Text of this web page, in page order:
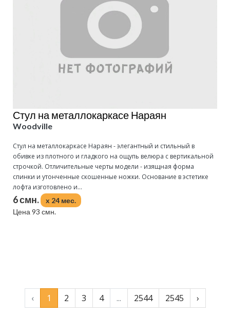
Стул на металлокаркасе Нараян
Woodville
Стул на металлокаркасе Нараян - элегантный и стильный в
обивке из плотного и гладкого на ощупь велюра с вертикальной
строчкой. Отличительные черты модели - изящная форма
спинки и утонченные скошенные ножки. Основание в эстетике
лофта изготовлено и...
6 смн.
x 24 мес.
Цена 93 смн.
‹ 1 2 3 4 ... 2544 2545 ›